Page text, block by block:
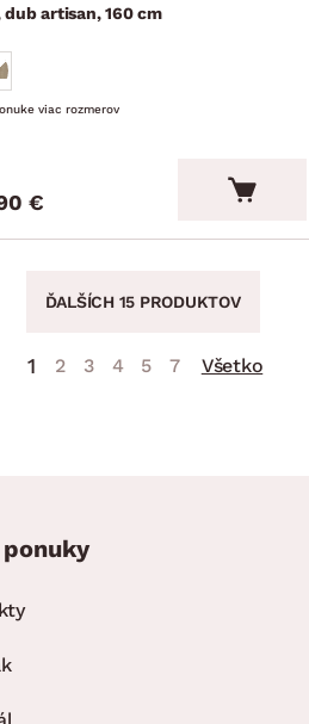
dub artisan, 160 cm
viac rozmerov
€
ĎALŠÍCH 15 PRODUKTOV
1 2 3 4 5 7 Všetko